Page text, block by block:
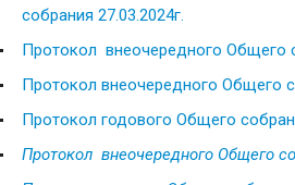
собрания 27.03.2024г.
Протокол внеочередного Общего
Протокол внеочередного Общего
Протокол годового Общего
Протокол внеочередного Общего